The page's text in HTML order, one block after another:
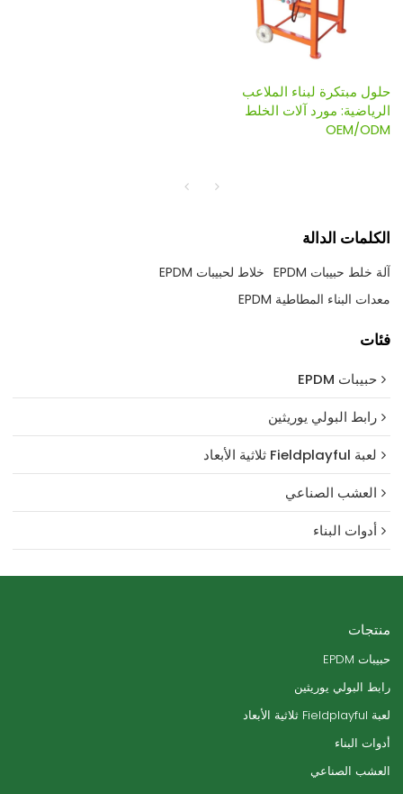
حلول مبتكرة لبناء الملاعب
الرياضية: مورد آلات الخلط
OEM/ODM
الكلمات الدالة
آلة خلط حبيبات EPDM
خلاط لحبيبات EPDM
معدات البناء المطاطية EPDM
فئات
حبيبات EPDM
رابط البولي يوريثين
لعبة Fieldplayful ثلاثية الأبعاد
العشب الصناعي
أدوات البناء
منتجات
حبيبات EPDM
رابط البولي يوريثين
لعبة Fieldplayful ثلاثية الأبعاد
أدوات البناء
العشب الصناعي